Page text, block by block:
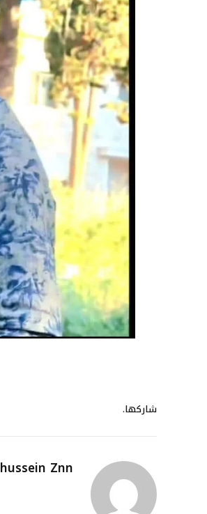
شاركها.
hussein Znn